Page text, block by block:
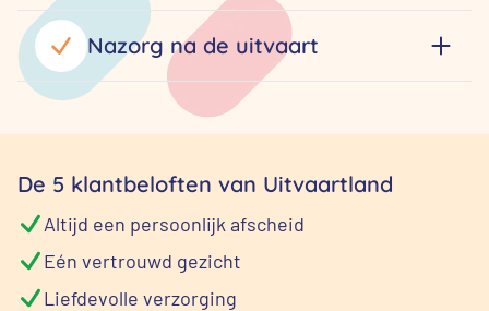
Nazorg na de uitvaart
De 5 klantbeloften van Uitvaartland
Altijd een persoonlijk afscheid
Eén vertrouwd gezicht
Liefdevolle verzorging